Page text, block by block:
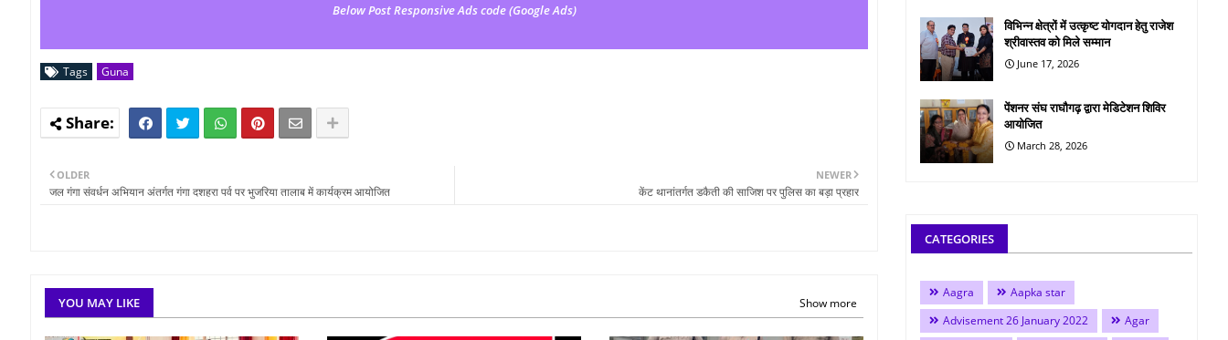
Below Post Responsive Ads code (Google Ads)
Tags Guna
NEWER
केंट थानांतर्गत डकैती की साजिश पर पुलिस का बड़ा प्रहार
OLDER
जल गंगा संवर्धन अभियान अंतर्गत गंगा दशहरा पर्व पर भुजरिया तालाब में कार्यक्रम आयोजित
YOU MAY LIKE Show more
विभिन्न क्षेत्रों में उत्कृष्ट योगदान हेतु राजेश
श्रीवास्तव को मिले सम्मान
June 17, 2026
पेंशनर संघ राघौगढ़ द्वारा मेडिटेशन शिविर
आयोजित
March 28, 2026
CATEGORIES
Aagra
Aapka star
Advisement 26 January 2022
Agar